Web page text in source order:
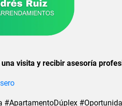
visita y recibir asesoría